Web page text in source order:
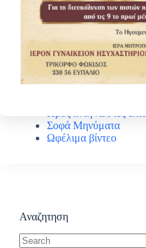
Κατηγοριες
Βίοι Αγίων
Γέροντας Νεκτάριος
Διάφορα ψυχωφελή
Κάτι ενδιαφέρον
Νέα – Ανακοινώσεις
Σοφά Μηνύματα
Ωφέλιμα βίντεο
Αναζητηση